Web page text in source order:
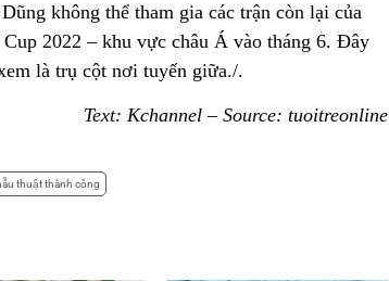
không thể tham gia các trận còn lại của
2022 – khu vực châu Á vào tháng 6. Đây
là trụ cột nơi tuyến giữa./.
Text: Kchannel – Source: tuoitreonline
thuật thành công